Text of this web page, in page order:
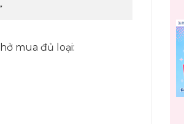
mua đủ loại: